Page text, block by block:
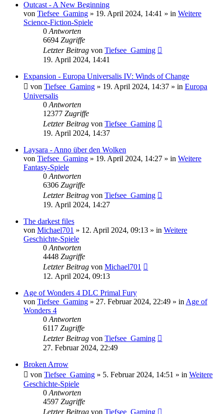
Outcast - A New Beginning
von Tiefsee_Gaming » 19. April 2024, 14:41 » in Weitere
Science-Fiction-Spiele
0 Antworten
6694 Zugriffe
Letzter Beitrag von Tiefsee_Gaming
19. April 2024, 14:41
Expansion - Europa Universalis IV: Winds of Change
von Tiefsee_Gaming » 19. April 2024, 14:37 » in Europa
Universalis
0 Antworten
12377 Zugriffe
Letzter Beitrag von Tiefsee_Gaming
19. April 2024, 14:37
Laysara - Anno über den Wolken
von Tiefsee_Gaming » 19. April 2024, 14:27 » in Weitere
Fantasy-Spiele
0 Antworten
6306 Zugriffe
Letzter Beitrag von Tiefsee_Gaming
19. April 2024, 14:27
The darkest files
von Michael701 » 12. April 2024, 09:13 » in Weitere
Geschichte-Spiele
0 Antworten
4448 Zugriffe
Letzter Beitrag von Michael701
12. April 2024, 09:13
Age of Wonders 4 DLC Primal Fury
von Tiefsee_Gaming » 27. Februar 2024, 22:49 » in Age of
Wonders 4
0 Antworten
6117 Zugriffe
Letzter Beitrag von Tiefsee_Gaming
27. Februar 2024, 22:49
Broken Arrow
von Tiefsee_Gaming » 5. Februar 2024, 14:51 » in Weitere
Geschichte-Spiele
0 Antworten
4597 Zugriffe
Letzter Beitrag von Tiefsee_Gaming